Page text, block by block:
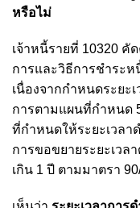
หรือไม่
เจ้าหนี้รายที่ 10320
การและวิธีการชำระห
เนื่องจากกำหนดระยะ
การตามแผนที่กำหนด
ที่กำหนดให้ระยะเวลา
การขอขยายระยะเวล
เกิน 1 ปี ตามมาตรา